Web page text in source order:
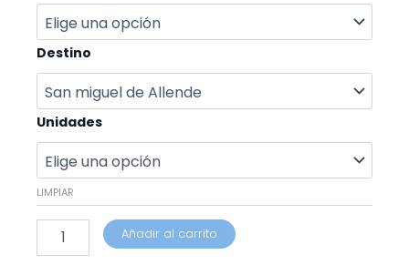
precios:
desde
$2,800.00
hasta
$16,000.00
Destino
Unidades
LIMPIAR
Aeropuerto
A
San
Miguel
de
Allende
cantidad
Añadir al carrito